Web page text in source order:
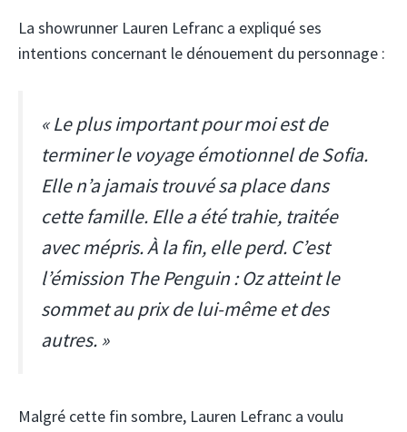
La showrunner Lauren Lefranc a expliqué ses
intentions concernant le dénouement du personnage :
« Le plus important pour moi est de
terminer le voyage émotionnel de Sofia.
Elle n’a jamais trouvé sa place dans
cette famille. Elle a été trahie, traitée
avec mépris. À la fin, elle perd. C’est
l’émission The Penguin : Oz atteint le
sommet au prix de lui-même et des
autres. »
Malgré cette fin sombre, Lauren Lefranc a voulu